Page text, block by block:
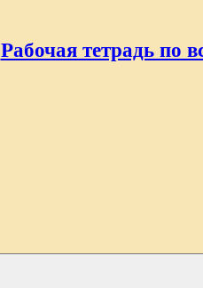
Рабочая тетрадь по